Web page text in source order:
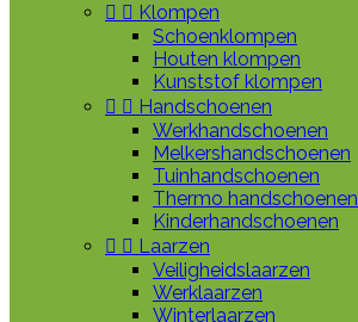
  Klompen
Schoenklompen
Houten klompen
Kunststof klompen
  Handschoenen
Werkhandschoenen
Melkershandschoenen
Tuinhandschoenen
Thermo handschoenen
Kinderhandschoenen
  Laarzen
Veiligheidslaarzen
Werklaarzen
Winterlaarzen